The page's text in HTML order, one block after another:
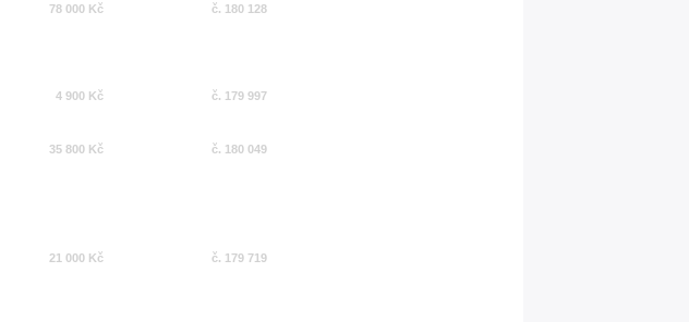
78 000 Kč č. 180 128
4 900 Kč č. 179 997
35 800 Kč č. 180 049
21 000 Kč č. 179 719